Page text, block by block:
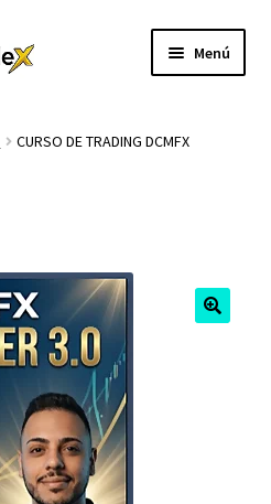
Menú
hijo
CURSO DE TRADING DCMFX